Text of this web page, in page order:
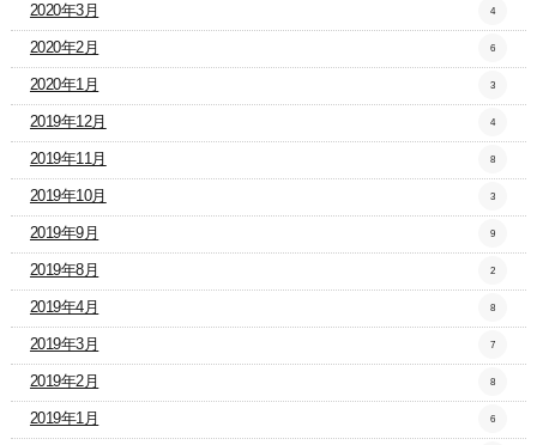
2020年3月 4
2020年2月 6
2020年1月 3
2019年12月 4
2019年11月 8
2019年10月 3
2019年9月 9
2019年8月 2
2019年4月 8
2019年3月 7
2019年2月 8
2019年1月 6